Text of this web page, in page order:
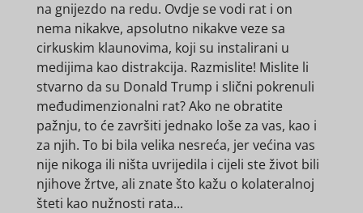
na gnijezdo na redu. Ovdje se vodi rat i on
nema nikakve, apsolutno nikakve veze sa
cirkuskim klaunovima, koji su instalirani u
medijima kao distrakcija. Razmislite! Mislite li
stvarno da su Donald Trump i slični pokrenuli
međudimenzionalni rat? Ako ne obratite
pažnju, to će završiti jednako loše za vas, kao i
za njih. To bi bila velika nesreća, jer većina vas
nije nikoga ili ništa uvrijedila i cijeli ste život bili
njihove žrtve, ali znate što kažu o kolateralnoj
šteti kao nužnosti rata...